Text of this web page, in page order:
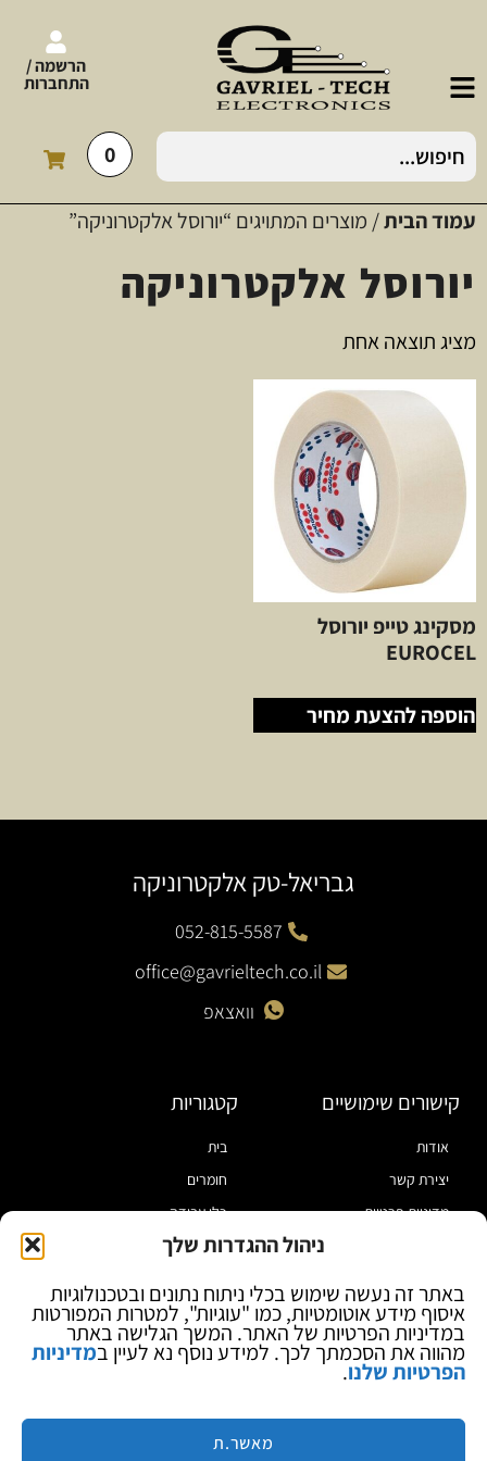
ניהול ההגדרות שלך
באתר זה נעשה שימוש בכלי ניתוח נתונים ובטכנולוגיות
איסוף מידע אוטומטיות, כמו "עוגיות", למטרות המפורטות
במדיניות הפרטיות של האתר. המשך הגלישה באתר
מהווה את הסכמתך לכך. למידע נוסף נא לעיין במדיניות
הפרטיות שלנו.
מאשר.ת
הרשמה /
התחברות
0
עמוד הבית/ מוצרים המתויגים “יורוסל אלקטרוניקה”
יורוסל אלקטרוניקה
מציג תוצאה אחת
מסקינג טייפ יורוסל
EUROCEL
הוספה להצעת מחיר
גבריאל-טק אלקטרוניקה
052-815-5587
office@gavrieltech.co.il
וואצאפ
קישורים שימושיים
אודות
יצירת קשר
מדיניות פרטיות
בלוג
קטגוריות
בית
חומרים
כלי עבודה
מוצרי הלחמה
ספקי כח ומודדים
ציוד אופטי להגדלה
מותגים